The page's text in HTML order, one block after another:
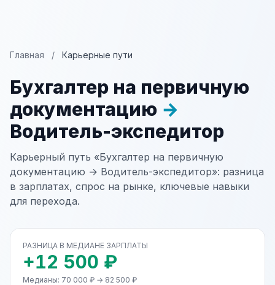
Главная / Карьерные пути
Бухгалтер на первичную
документацию →
Водитель-экспедитор
Карьерный путь «Бухгалтер на первичную
документацию → Водитель-экспедитор»: разница
в зарплатах, спрос на рынке, ключевые навыки
для перехода.
РАЗНИЦА В МЕДИАНЕ ЗАРПЛАТЫ
+12 500 ₽
Медианы: 70 000 ₽ → 82 500 ₽